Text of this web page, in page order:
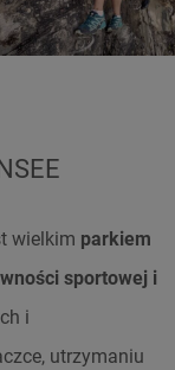
wielkim parkiem
sportowej i
i
utrzymaniu